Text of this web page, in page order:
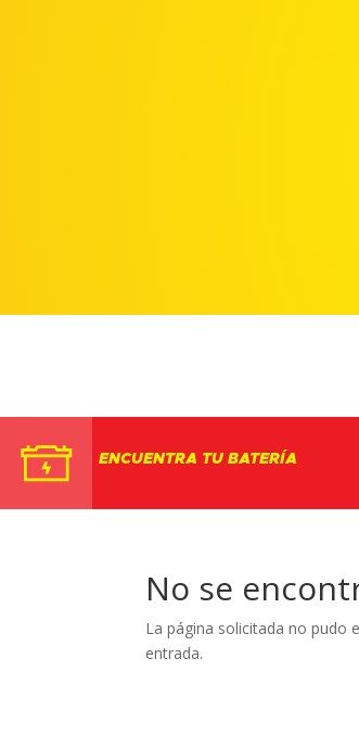
ENCUENTRA TU BATERÍA
No se
La página solicitada no pudo
entrada.